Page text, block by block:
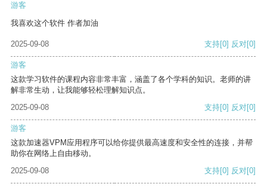
游客
我喜欢这个软件 作者加油
2025-09-08 支持[0] 反对[0]
游客
这款学习软件的课程内容非常丰富，涵盖了各个学科的知识。老师的讲
解非常生动，让我能够轻松理解知识点。
2025-09-08
支持[0] 反对[0]
游客
这款加速器VPM应用程序可以给你提供最高速度和安全性的连接，并帮
助你在网络上自由移动。
2025-09-08
支持[0] 反对[0]